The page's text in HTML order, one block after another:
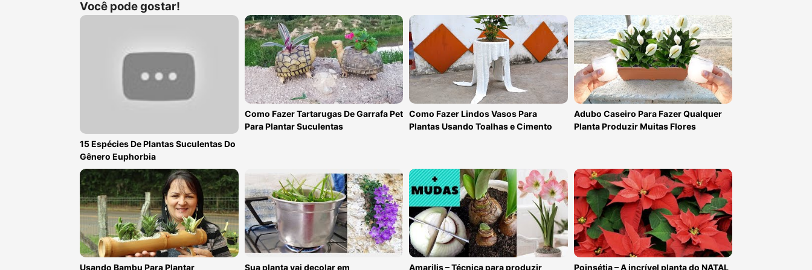
Você pode gostar!
15 Espécies De Plantas Suculentas Do
Gênero Euphorbia
Como Fazer Tartarugas De Garrafa Pet
Para Plantar Suculentas
Como Fazer Lindos Vasos Para
Plantas Usando Toalhas e Cimento
Adubo Caseiro Para Fazer Qualquer
Planta Produzir Muitas Flores
Usando Bambu Para Plantar Sua planta vai decolar em Amarilis – Técnica para produzir Poinsétia – A incrível planta do NATAL